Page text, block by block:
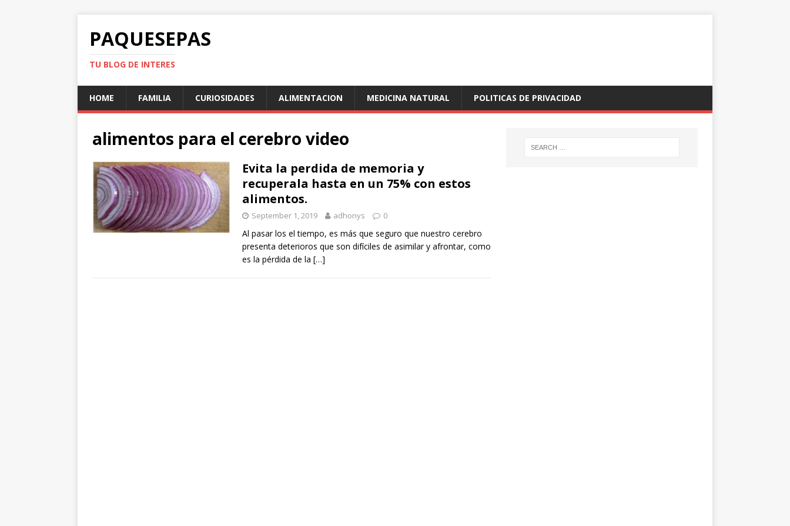
PAQUESEPAS
TU BLOG DE INTERES
HOME FAMILIA CURIOSIDADES ALIMENTACION MEDICINA NATURAL POLITICAS DE PRIVACIDAD
alimentos para el cerebro video
Evita la perdida de memoria y
recuperala hasta en un 75% con estos
alimentos.
September 1, 2019 adhonys 0
Al pasar los el tiempo, es más que seguro que nuestro cerebro
presenta deterioros que son difíciles de asimilar y afrontar, como
es la pérdida de la […]